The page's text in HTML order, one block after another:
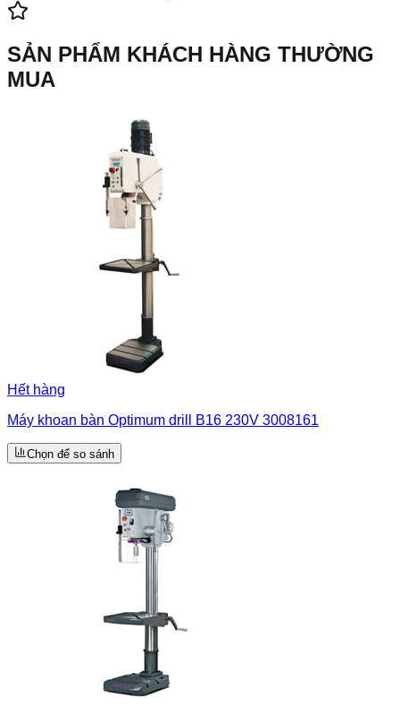
SẢN PHẨM KHÁCH HÀNG THƯỜNG
MUA
Hết hàng
Máy khoan bàn Optimum drill B16 230V 3008161
Chọn để so sánh